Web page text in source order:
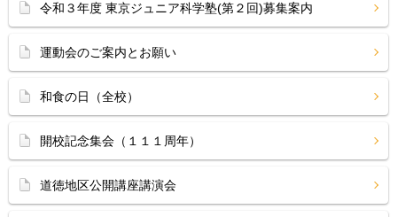
令和３年度 東京ジュニア科学塾(第２回)募集案内
運動会のご案内とお願い
和食の日（全校）
開校記念集会（１１１周年）
道徳地区公開講座講演会